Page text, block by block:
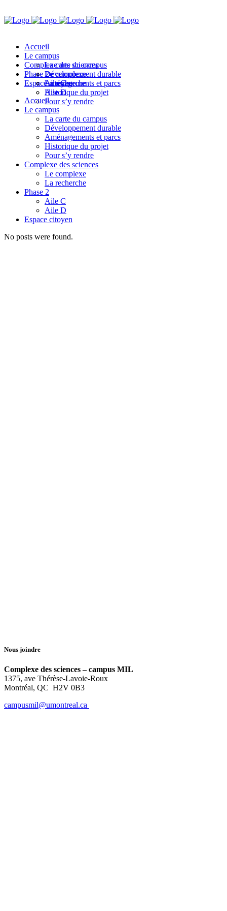
Accueil
Le campus
La carte du campus
Développement durable
Aménagements et parcs
Historique du projet
Pour s’y rendre
Complexe des sciences
Le complexe
La recherche
Phase 2
Aile C
Aile D
Espace citoyen
Accueil
Le campus
La carte du campus
Développement durable
Aménagements et parcs
Historique du projet
Pour s’y rendre
Complexe des sciences
Le complexe
La recherche
Phase 2
Aile C
Aile D
Espace citoyen
No posts were found.
Nous joindre
Complexe des sciences – campus MIL
1375, ave Thérèse-Lavoie-Roux
Montréal, QC H2V 0B3
campusmil@umontreal.ca